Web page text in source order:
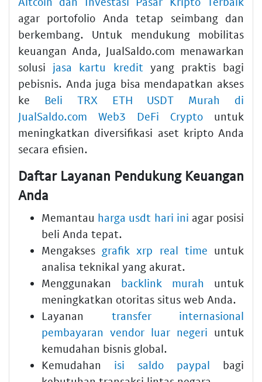
agar portofolio Anda tetap seimbang dan
berkembang. Untuk mendukung mobilitas
keuangan Anda, JualSaldo.com menawarkan
solusi jasa kartu kredit yang praktis bagi
pebisnis. Anda juga bisa mendapatkan akses
ke Beli TRX ETH USDT Murah di
JualSaldo.com Web3 DeFi Crypto untuk
meningkatkan diversifikasi aset kripto Anda
secara efisien.
Daftar Layanan Pendukung Keuangan
Anda
Memantau harga usdt hari ini agar posisi
beli Anda tepat.
Mengakses grafik xrp real time untuk
analisa teknikal yang akurat.
Menggunakan backlink murah untuk
meningkatkan otoritas situs web Anda.
Layanan transfer internasional
pembayaran vendor luar negeri untuk
kemudahan bisnis global.
Kemudahan isi saldo paypal bagi